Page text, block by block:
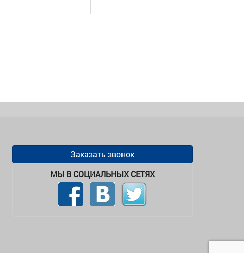
Заказать звонок
МЫ В СОЦИАЛЬНЫХ СЕТЯХ